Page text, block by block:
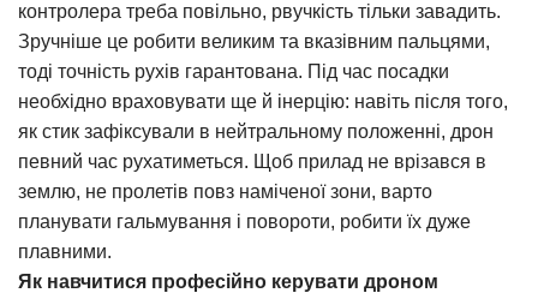
контролера треба повільно, рвучкість тільки завадить.
Зручніше це робити великим та вказівним пальцями,
тоді точність рухів гарантована. Під час посадки
необхідно враховувати ще й інерцію: навіть після того,
як стик зафіксували в нейтральному положенні, дрон
певний час рухатиметься. Щоб прилад не врізався в
землю, не пролетів повз наміченої зони, варто
планувати гальмування і повороти, робити їх дуже
плавними.
Як навчитися професійно керувати дроном